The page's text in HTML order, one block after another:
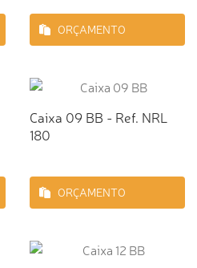
ORÇAMENTO
Caixa 09 BB - Ref. NRL
180
ORÇAMENTO